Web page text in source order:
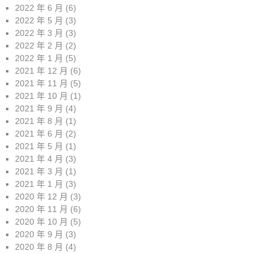
2022 年 6 月 (6)
2022 年 5 月 (3)
2022 年 3 月 (3)
2022 年 2 月 (2)
2022 年 1 月 (5)
2021 年 12 月 (6)
2021 年 11 月 (5)
2021 年 10 月 (1)
2021 年 9 月 (4)
2021 年 8 月 (1)
2021 年 6 月 (2)
2021 年 5 月 (1)
2021 年 4 月 (3)
2021 年 3 月 (1)
2021 年 1 月 (3)
2020 年 12 月 (3)
2020 年 11 月 (6)
2020 年 10 月 (5)
2020 年 9 月 (3)
2020 年 8 月 (4)